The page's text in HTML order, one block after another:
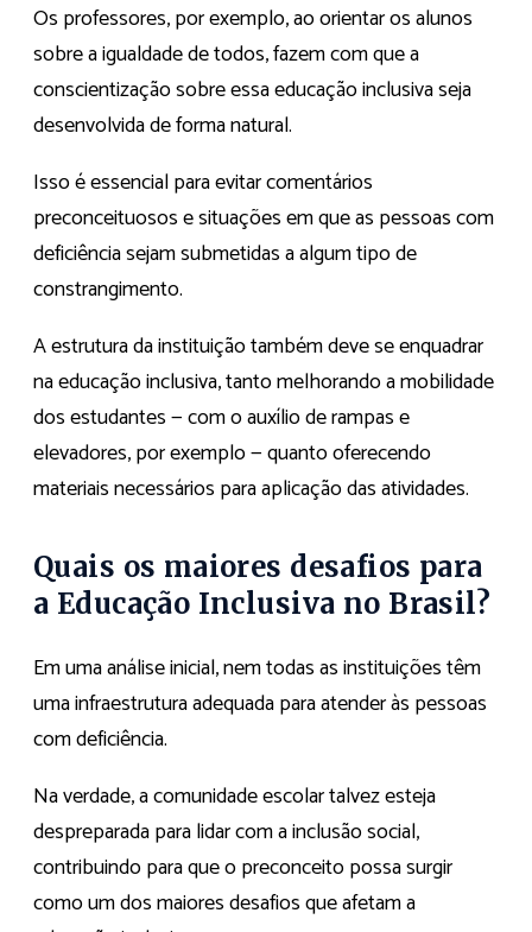
Os professores, por exemplo, ao orientar os alunos
sobre a igualdade de todos, fazem com que a
conscientização sobre essa educação inclusiva seja
desenvolvida de forma natural.
Isso é essencial para evitar comentários
preconceituosos e situações em que as pessoas com
deficiência sejam submetidas a algum tipo de
constrangimento.
A estrutura da instituição também deve se enquadrar
na educação inclusiva, tanto melhorando a mobilidade
dos estudantes — com o auxílio de rampas e
elevadores, por exemplo — quanto oferecendo
materiais necessários para aplicação das atividades.
Quais os maiores desafios para
a Educação Inclusiva no Brasil?
Em uma análise inicial, nem todas as instituições têm
uma infraestrutura adequada para atender às pessoas
com deficiência.
Na verdade, a comunidade escolar talvez esteja
despreparada para lidar com a inclusão social,
contribuindo para que o preconceito possa surgir
como um dos maiores desafios que afetam a